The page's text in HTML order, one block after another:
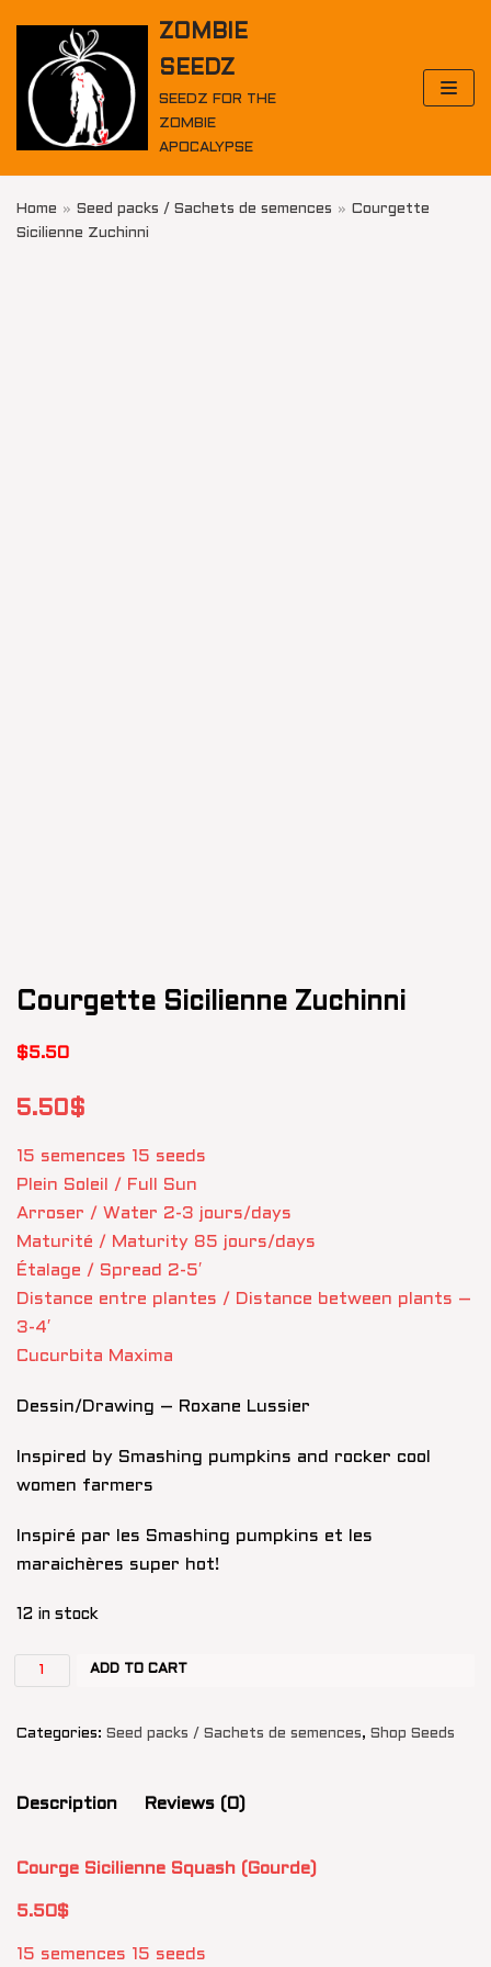
Skip
content
ZOMBIE
SEEDZ
SEEDZ FOR THE
ZOMBIE
APOCALYPSE
Home » Seed packs / Sachets de semences » Courgette
Sicilienne Zuchinni
Courgette Sicilienne Zuchinni
$5.50
5.50$
15 semences 15 seeds
Plein Soleil / Full Sun
Arroser / Water 2-3 jours/days
Maturité / Maturity 85 jours/days
Étalage / Spread 2-5′
Distance entre plantes / Distance between plants –
3-4′
Cucurbita Maxima
Dessin/Drawing – Roxane Lussier
Inspired by Smashing pumpkins and rocker cool
women farmers
Inspiré par les Smashing pumpkins et les
maraichères super hot!
12 in stock
ADD TO CART
Categories: Seed packs / Sachets de semences, Shop Seeds
Description Reviews (0)
Courge Sicilienne Squash (Gourde)
5.50$
15 semences 15 seeds